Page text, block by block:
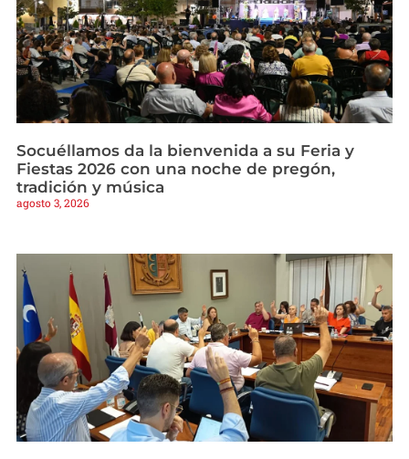
Socuéllamos da la bienvenida a su Feria y
Fiestas 2026 con una noche de pregón,
tradición y música
agosto 3, 2026